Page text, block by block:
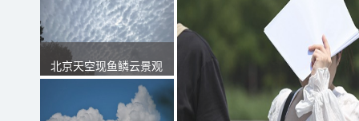
北京天空现鱼鳞云景观